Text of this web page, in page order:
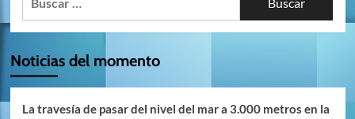
Noticias del momento
La travesía de pasar del nivel del mar a 3.000 metros en la